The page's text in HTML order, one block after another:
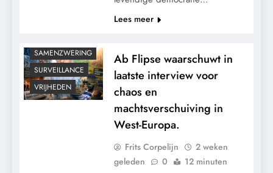
Lees meer
SAMENZWERING
SURVEILLANCE
VRIJHEDEN
Ab Flipse waarschuwt in
laatste interview voor
chaos en
machtsverschuiving in
West-Europa.
Frits Corpelijn
2 weken
geleden
0 12 minuten